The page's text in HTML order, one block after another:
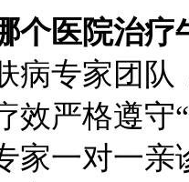
个医院治疗
病专家团队
效严格遵守
家一对一亲